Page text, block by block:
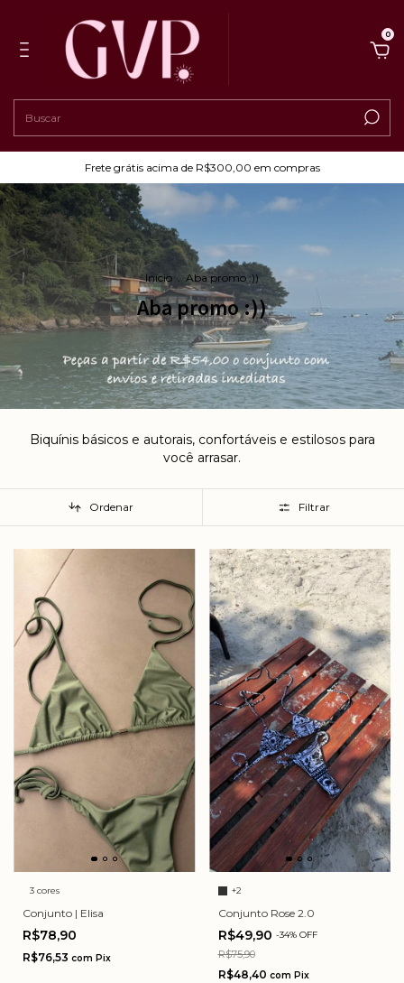
0
Frete grátis acima de R$300,00 em compras
Início . Aba promo :))
Aba promo :))
Biquínis básicos e autorais, confortáveis e estilosos para
você arrasar.
Ordenar Filtrar
3 cores
Conjunto | Elisa
R$78,90
R$76,53 com Pix
+2
Conjunto Rose 2.0
R$49,90 -34% OFF
R$75,90
R$48,40 com Pix